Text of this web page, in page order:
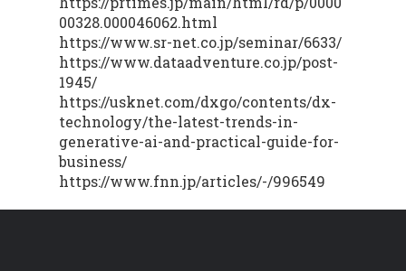
00328.000046062.html
https://www.sr-net.co.jp/seminar/6633/
https://www.dataadventure.co.jp/post-
1945/
https://usknet.com/dxgo/contents/dx-
technology/the-latest-trends-in-
generative-ai-and-practical-guide-for-
business/
https://www.fnn.jp/articles/-/996549